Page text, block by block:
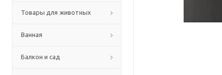
Товары для животных
Ванная
Балкон и сад